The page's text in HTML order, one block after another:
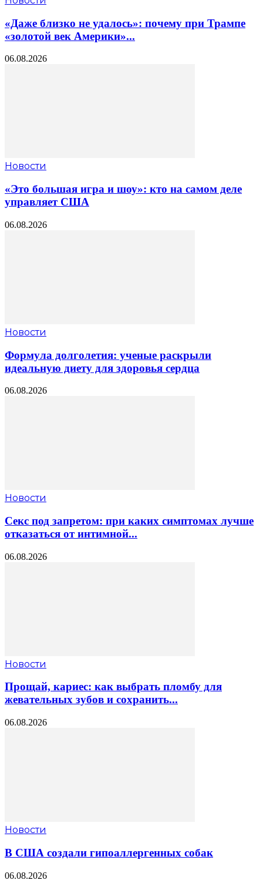
«Даже близко не удалось»: почему при Трампе
«золотой век Америки»...
06.08.2026
Новости
«Это большая игра и шоу»: кто на самом деле
управляет США
06.08.2026
Новости
Формула долголетия: ученые раскрыли
идеальную диету для здоровья сердца
06.08.2026
Новости
Секс под запретом: при каких симптомах лучше
отказаться от интимной...
06.08.2026
Новости
Прощай, кариес: как выбрать пломбу для
жевательных зубов и сохранить...
06.08.2026
Новости
В США создали гипоаллергенных собак
06.08.2026